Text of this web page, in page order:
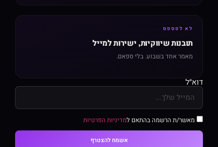
לא לפספס
תובנות שיווקיות, ישירות למייל
מאמר אחד בשבוע. בלי ספאם.
דוא״ל
מאשר/ת הרשמה בהתאם למדיניות הפרטיות
אשמח להצטרף